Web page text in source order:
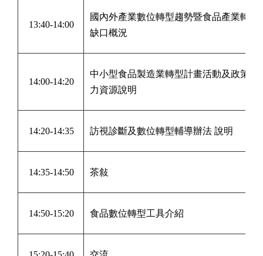
13:40-14:00
國內外產業數位轉型趨勢暨食品產業轉型
缺口概況
14:00-14:20
中小型食品製造業轉型計畫活動及政策協
力資源說明
14:20-14:35 訪視診斷及數位轉型輔導辦法 說明
14:35-14:50 茶敍
14:50-15:20 食品數位轉型工具介紹